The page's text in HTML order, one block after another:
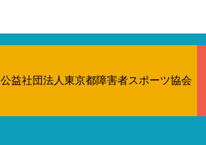
公益社団法人東京都障害者スポーツ協会